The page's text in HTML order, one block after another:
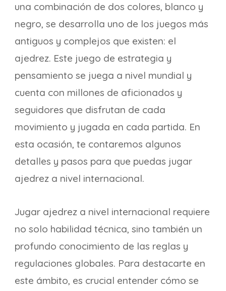
una combinación de dos colores, blanco y
negro, se desarrolla uno de los juegos más
antiguos y complejos que existen: el
ajedrez. Este juego de estrategia y
pensamiento se juega a nivel mundial y
cuenta con millones de aficionados y
seguidores que disfrutan de cada
movimiento y jugada en cada partida. En
esta ocasión, te contaremos algunos
detalles y pasos para que puedas jugar
ajedrez a nivel internacional.
Jugar ajedrez a nivel internacional requiere
no solo habilidad técnica, sino también un
profundo conocimiento de las reglas y
regulaciones globales. Para destacarte en
este ámbito, es crucial entender cómo se